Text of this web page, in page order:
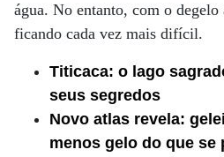
água. No entanto, com o
ficando cada vez mais difícil.
Titicaca: o lago
seus segredos
Novo atlas revela:
menos gelo do que se